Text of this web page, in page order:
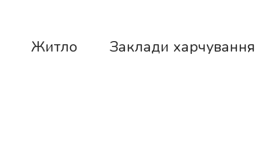
Житло Заклади харчування